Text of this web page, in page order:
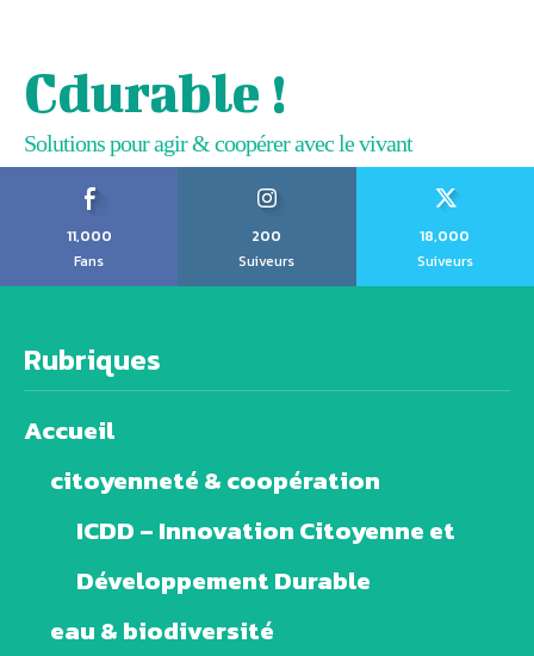
Cdurable !
Solutions pour agir & coopérer avec le vivant
11,000
Fans
200
Suiveurs
18,000
Suiveurs
Rubriques
Accueil
citoyenneté & coopération
ICDD – Innovation Citoyenne et
Développement Durable
eau & biodiversité